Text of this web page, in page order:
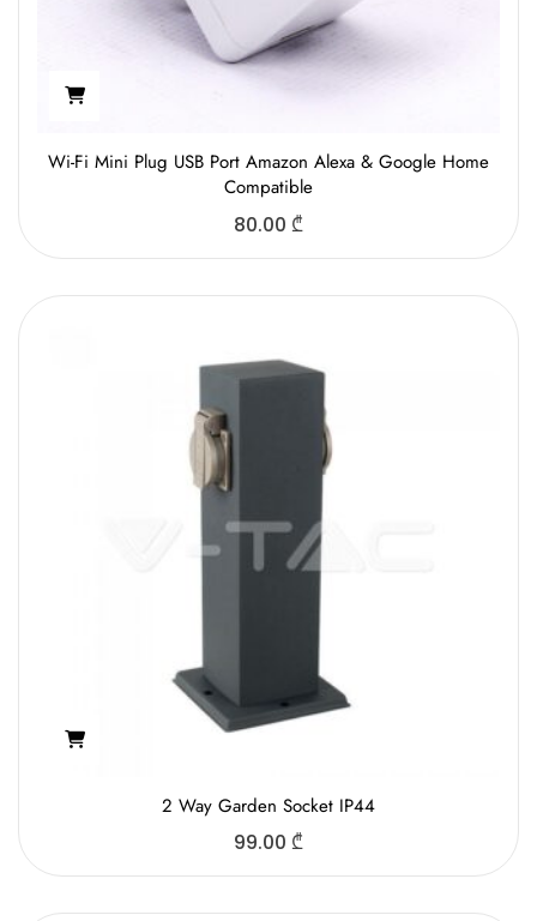
Wi-Fi Mini Plug USB Port Amazon Alexa & Google Home
Compatible
80.00 ₾
2 Way Gаrden Socket IP44
99.00 ₾